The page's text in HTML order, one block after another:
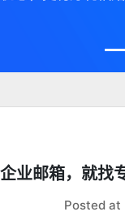
业邮箱，就
Posted at